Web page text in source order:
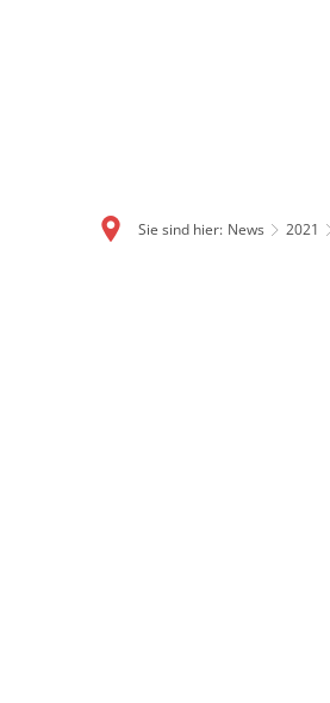
Sie sind hier: News 2021